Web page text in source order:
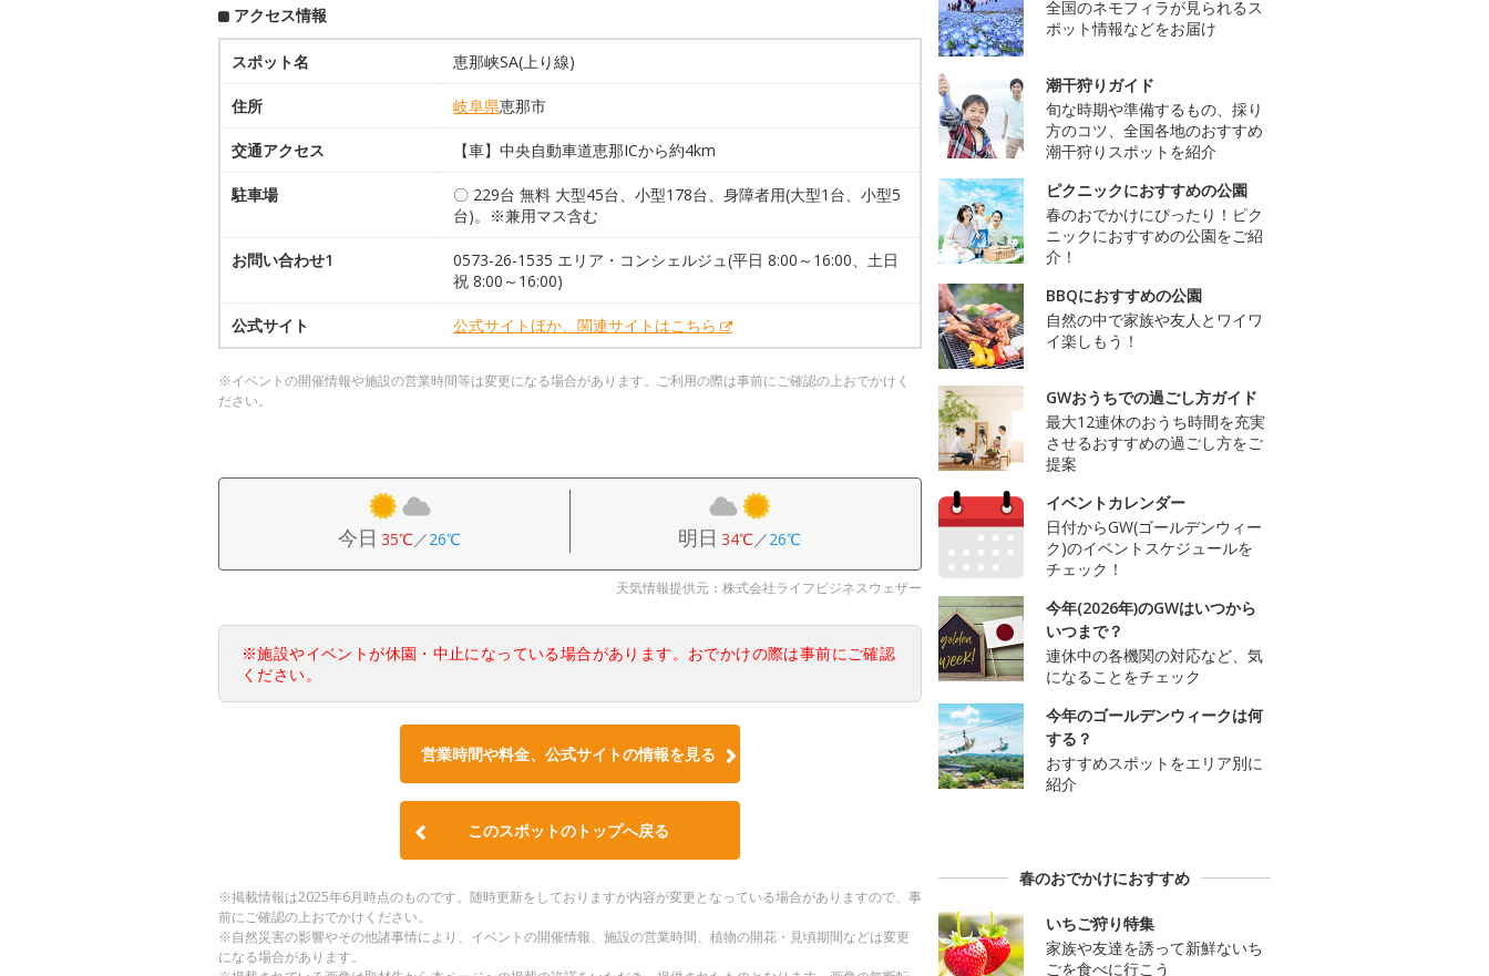
アクセス情報
スポット名 恵那峡SA(上り線)
住所 岐阜県恵那市
交通アクセス 【車】中央自動車道恵那ICから約4km
駐車場
〇 229台 無料 大型45台、小型178台、身障者用(大型1台、小型5
台)。※兼用マス含む
お問い合わせ1
0573-26-1535 エリア・コンシェルジュ(平日 8:00～16:00、土日
祝 8:00～16:00)
公式サイト 公式サイトほか、関連サイトはこちら
※イベントの開催情報や施設の営業時間等は変更になる場合があります。ご利用の際は事前にご確認の上おでかけく
ださい。
今日 35℃／26℃ 明日 34℃／26℃
天気情報提供元：株式会社ライフビジネスウェザー
※施設やイベントが休園・中止になっている場合があります。おでかけの際は事前にご確認
ください。
営業時間や料金、公式サイトの情報を見る
このスポットのトップへ戻る
※掲載情報は2025年6月時点のものです。随時更新をしておりますが内容が変更となっている場合がありますので、事
前にご確認の上おでかけください。
※自然災害の影響やその他諸事情により、イベントの開催情報、施設の営業時間、植物の開花・見頃期間などは変更
になる場合があります。
全国のネモフィラが見られるス
ポット情報などをお届け
潮干狩りガイド
旬な時期や準備するもの、採り
方のコツ、全国各地のおすすめ
潮干狩りスポットを紹介
ピクニックにおすすめの公園
春のおでかけにぴったり！ピク
ニックにおすすめの公園をご紹
介！
BBQにおすすめの公園
自然の中で家族や友人とワイワ
イ楽しもう！
GWおうちでの過ごし方ガイド
最大12連休のおうち時間を充実
させるおすすめの過ごし方をご
提案
イベントカレンダー
日付からGW(ゴールデンウィー
ク)のイベントスケジュールを
チェック！
今年(2026年)のGWはいつから
いつまで？
連休中の各機関の対応など、気
になることをチェック
今年のゴールデンウィークは何
する？
おすすめスポットをエリア別に
紹介
春のおでかけにおすすめ
いちご狩り特集
家族や友達を誘って新鮮ないち
ごを食べに行こう